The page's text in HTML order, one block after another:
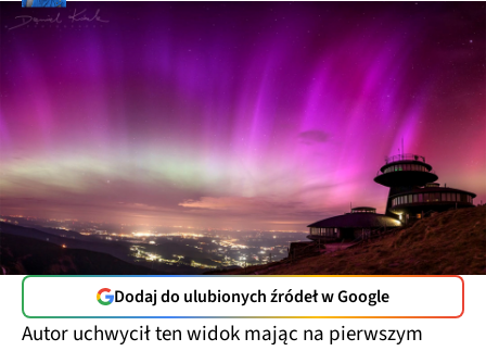
Dodaj do ulubionych źródeł w Google
Autor uchwycił ten widok mając na pierwszym